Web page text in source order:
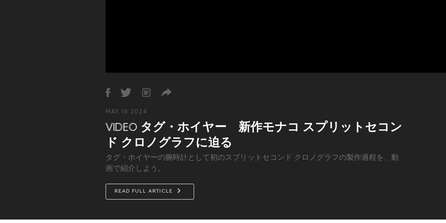
MAY. 16 2024
VIDEO タグ・ホイヤー 新作モナコ スプリットセコン
ド クロノグラフに迫る
タグ・ホイヤーの腕時計として初のスプリットセコンド クロノグラフの製作過程を、動
画で紹介しよう。
READ FULL ARTICLE